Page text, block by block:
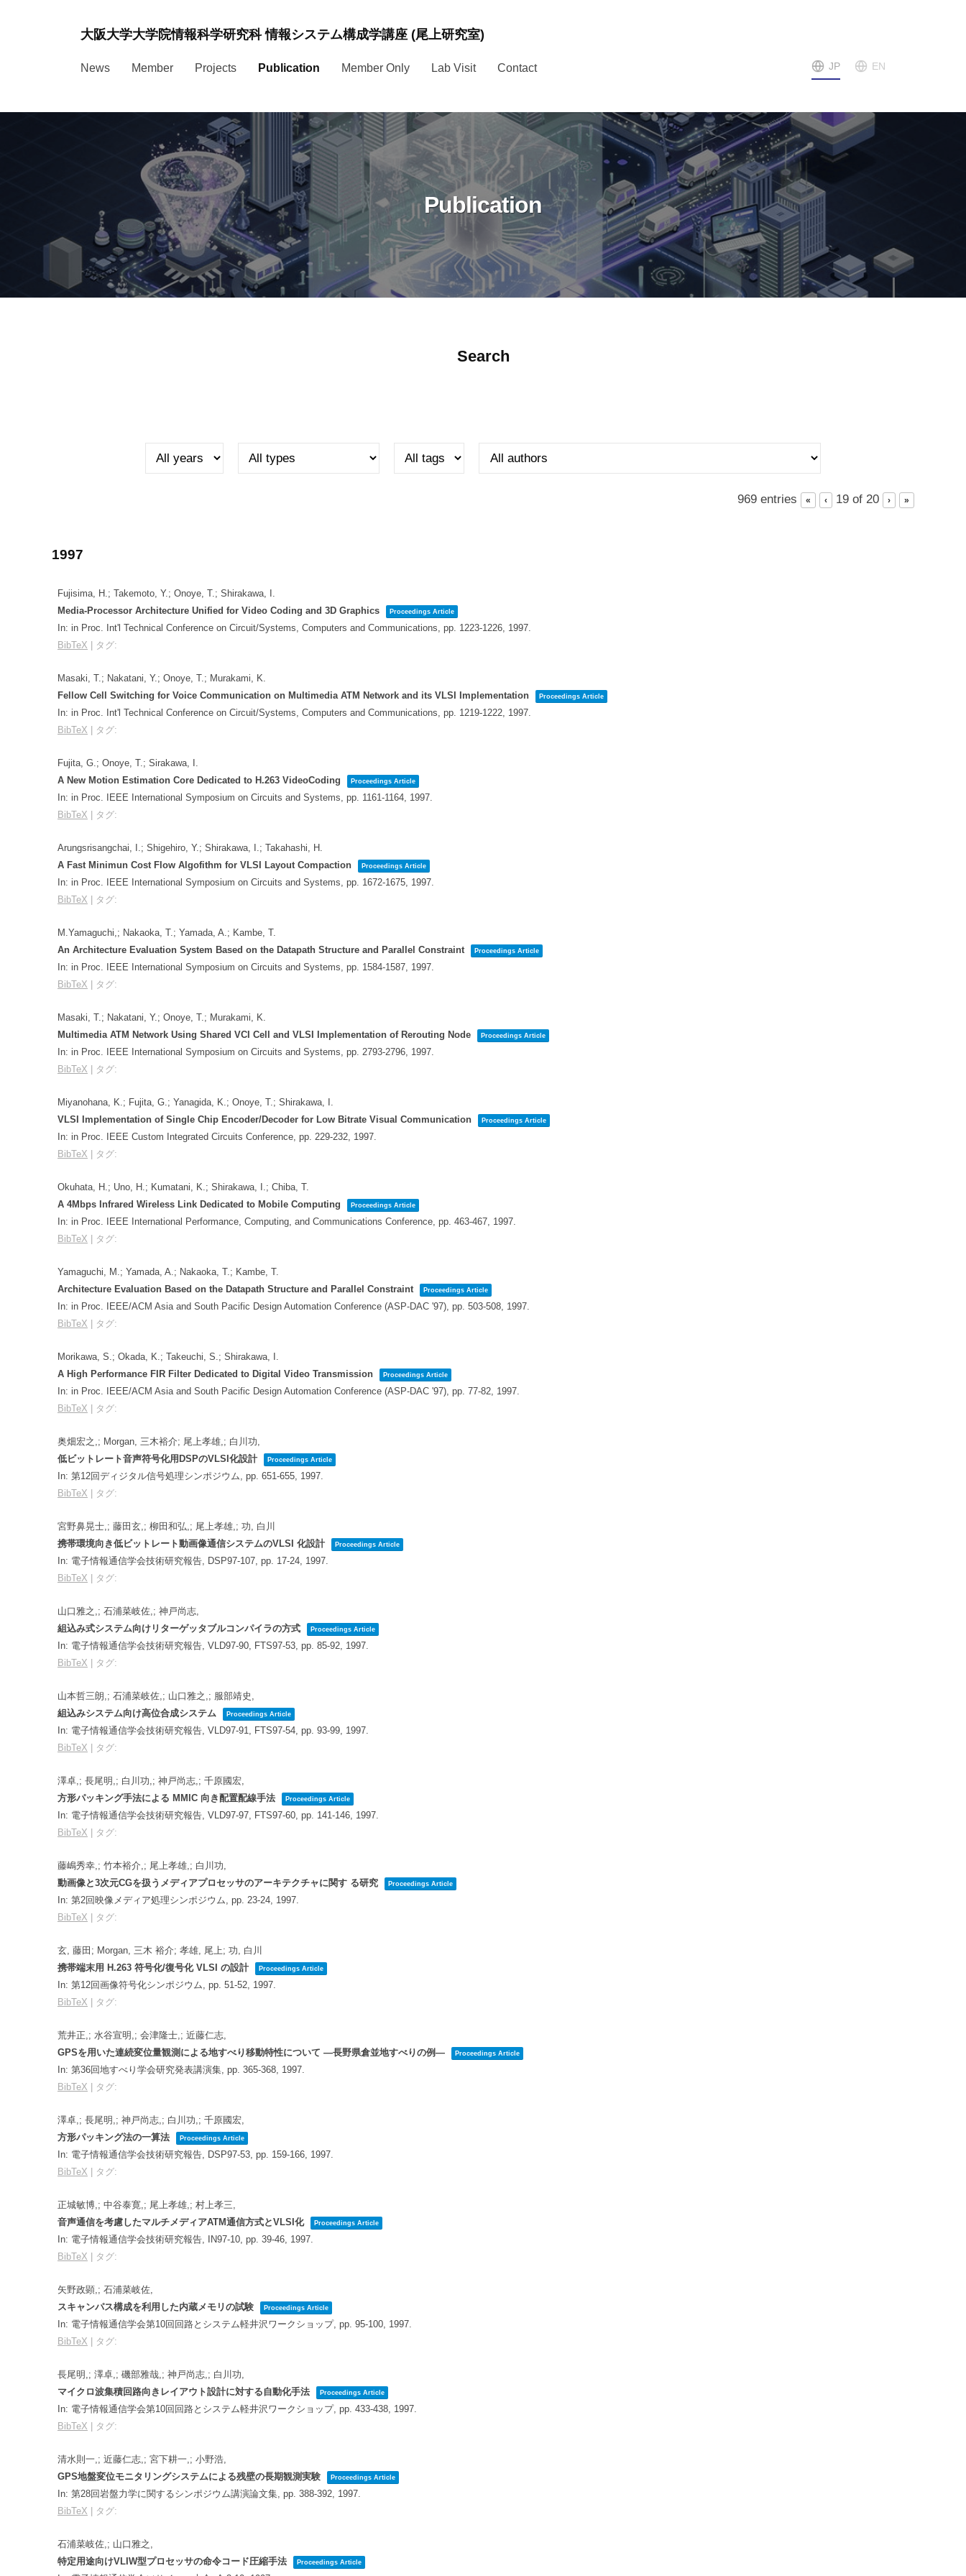
大阪大学大学院情報科学研究科 情報システム構成学講座 (尾上研究室)
News Member Projects Publication Member Only Lab Visit Contact JP EN
Publication
Search
969 entries « ‹ 19 of 20 › »
1997
Fujisima, H.; Takemoto, Y.; Onoye, T.; Shirakawa, I.
Media-Processor Architecture Unified for Video Coding and 3D Graphics
Proceedings Article
In: in Proc. Int'l Technical Conference on Circuit/Systems, Computers and Communications, pp. 1223-1226, 1997.
BibTeX
タグ:
Masaki, T.; Nakatani, Y.; Onoye, T.; Murakami, K.
Fellow Cell Switching for Voice Communication on Multimedia ATM Network and its VLSI Implementation
Proceedings Article
In: in Proc. Int'l Technical Conference on Circuit/Systems, Computers and Communications, pp. 1219-1222, 1997.
BibTeX
タグ:
Fujita, G.; Onoye, T.; Sirakawa, I.
A New Motion Estimation Core Dedicated to H.263 VideoCoding
Proceedings Article
In: in Proc. IEEE International Symposium on Circuits and Systems, pp. 1161-1164, 1997.
BibTeX
タグ:
Arungsrisangchai, I.; Shigehiro, Y.; Shirakawa, I.; Takahashi, H.
A Fast Minimun Cost Flow Algofithm for VLSI Layout Compaction
Proceedings Article
In: in Proc. IEEE International Symposium on Circuits and Systems, pp. 1672-1675, 1997.
BibTeX
タグ:
M.Yamaguchi,; Nakaoka, T.; Yamada, A.; Kambe, T.
An Architecture Evaluation System Based on the Datapath Structure and Parallel Constraint
Proceedings Article
In: in Proc. IEEE International Symposium on Circuits and Systems, pp. 1584-1587, 1997.
BibTeX
タグ:
Masaki, T.; Nakatani, Y.; Onoye, T.; Murakami, K.
Multimedia ATM Network Using Shared VCI Cell and VLSI Implementation of Rerouting Node
Proceedings Article
In: in Proc. IEEE International Symposium on Circuits and Systems, pp. 2793-2796, 1997.
BibTeX
タグ:
Miyanohana, K.; Fujita, G.; Yanagida, K.; Onoye, T.; Shirakawa, I.
VLSI Implementation of Single Chip Encoder/Decoder for Low Bitrate Visual Communication
Proceedings Article
In: in Proc. IEEE Custom Integrated Circuits Conference, pp. 229-232, 1997.
BibTeX
タグ:
Okuhata, H.; Uno, H.; Kumatani, K.; Shirakawa, I.; Chiba, T.
A 4Mbps Infrared Wireless Link Dedicated to Mobile Computing
Proceedings Article
In: in Proc. IEEE International Performance, Computing, and Communications Conference, pp. 463-467, 1997.
BibTeX
タグ:
Yamaguchi, M.; Yamada, A.; Nakaoka, T.; Kambe, T.
Architecture Evaluation Based on the Datapath Structure and Parallel Constraint
Proceedings Article
In: in Proc. IEEE/ACM Asia and South Pacific Design Automation Conference (ASP-DAC '97), pp. 503-508, 1997.
BibTeX
タグ:
Morikawa, S.; Okada, K.; Takeuchi, S.; Shirakawa, I.
A High Performance FIR Filter Dedicated to Digital Video Transmission
Proceedings Article
In: in Proc. IEEE/ACM Asia and South Pacific Design Automation Conference (ASP-DAC '97), pp. 77-82, 1997.
BibTeX
タグ:
奥畑宏之,; Morgan, 三木裕介; 尾上孝雄,; 白川功,
低ビットレート音声符号化用DSPのVLSI化設計
Proceedings Article
In: 第12回ディジタル信号処理シンポジウム, pp. 651-655, 1997.
BibTeX
タグ:
宮野鼻晃士,; 藤田玄,; 柳田和弘,; 尾上孝雄,; 功, 白川
携帯環境向き低ビットレート動画像通信システムのVLSI 化設計
Proceedings Article
In: 電子情報通信学会技術研究報告, DSP97-107, pp. 17-24, 1997.
BibTeX
タグ:
山口雅之,; 石浦菜岐佐,; 神戸尚志,
組込み式システム向けリターゲッタブルコンパイラの方式
Proceedings Article
In: 電子情報通信学会技術研究報告, VLD97-90, FTS97-53, pp. 85-92, 1997.
BibTeX
タグ:
山本哲三朗,; 石浦菜岐佐,; 山口雅之,; 服部靖史,
組込みシステム向け高位合成システム
Proceedings Article
In: 電子情報通信学会技術研究報告, VLD97-91, FTS97-54, pp. 93-99, 1997.
BibTeX
タグ:
澤卓,; 長尾明,; 白川功,; 神戸尚志,; 千原國宏,
方形パッキング手法による MMIC 向き配置配線手法
Proceedings Article
In: 電子情報通信学会技術研究報告, VLD97-97, FTS97-60, pp. 141-146, 1997.
BibTeX
タグ:
藤嶋秀幸,; 竹本裕介,; 尾上孝雄,; 白川功,
動画像と3次元CGを扱うメディアプロセッサのアーキテクチャに関す る研究
Proceedings Article
In: 第2回映像メディア処理シンポジウム, pp. 23-24, 1997.
BibTeX
タグ:
玄, 藤田; Morgan, 三木 裕介; 孝雄, 尾上; 功, 白川
携帯端末用 H.263 符号化/復号化 VLSI の設計
Proceedings Article
In: 第12回画像符号化シンポジウム, pp. 51-52, 1997.
BibTeX
タグ:
荒井正,; 水谷宣明,; 会津隆士,; 近藤仁志,
GPSを用いた連続変位量観測による地すべり移動特性について —長野県倉並地すべりの例—
Proceedings Article
In: 第36回地すべり学会研究発表講演集, pp. 365-368, 1997.
BibTeX
タグ:
澤卓,; 長尾明,; 神戸尚志,; 白川功,; 千原國宏,
方形パッキング法の一算法
Proceedings Article
In: 電子情報通信学会技術研究報告, DSP97-53, pp. 159-166, 1997.
BibTeX
タグ:
正城敏博,; 中谷泰寛,; 尾上孝雄,; 村上孝三,
音声通信を考慮したマルチメディアATM通信方式とVLSI化
Proceedings Article
In: 電子情報通信学会技術研究報告, IN97-10, pp. 39-46, 1997.
BibTeX
タグ:
矢野政顕,; 石浦菜岐佐,
スキャンパス構成を利用した内蔵メモリの試験
Proceedings Article
In: 電子情報通信学会第10回回路とシステム軽井沢ワークショップ, pp. 95-100, 1997.
BibTeX
タグ:
長尾明,; 澤卓,; 磯部雅哉,; 神戸尚志,; 白川功,
マイクロ波集積回路向きレイアウト設計に対する自動化手法
Proceedings Article
In: 電子情報通信学会第10回回路とシステム軽井沢ワークショップ, pp. 433-438, 1997.
BibTeX
タグ:
清水則一,; 近藤仁志,; 宮下耕一,; 小野浩,
GPS地盤変位モニタリングシステムによる残壁の長期観測実験
Proceedings Article
In: 第28回岩盤力学に関するシンポジウム講演論文集, pp. 388-392, 1997.
BibTeX
タグ:
石浦菜岐佐,; 山口雅之,
特定用途向けVLIW型プロセッサの命令コード圧縮手法
Proceedings Article